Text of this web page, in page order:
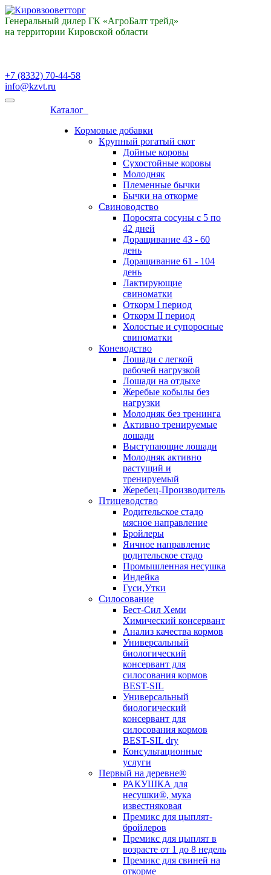
Генеральный дилер ГК «АгроБалт трейд»
на территории Кировской области
+7 (8332) 70-44-58
info@kzvt.ru
Каталог
Кормовые добавки
Крупный рогатый скот
Дойные коровы
Сухостойные коровы
Молодняк
Племенные бычки
Бычки на откорме
Свиноводство
Поросята сосуны с 5 по
42 дней
Доращивание 43 - 60
день
Доращивание 61 - 104
день
Лактирующие
свиноматки
Откорм I период
Откорм II период
Холостые и супоросные
свиноматки
Коневодство
Лошади с легкой
рабочей нагрузкой
Лошади на отдыхе
Жеребые кобылы без
нагрузки
Молодняк без тренинга
Активно тренируемые
лошади
Выступающие лошади
Молодняк активно
растущий и
тренируемый
Жеребец-Производитель
Птицеводство
Родительское стадо
мясное направление
Бройлеры
Яичное направление
родительское стадо
Промышленная несушка
Индейка
Гуси,Утки
Силосование
Бест-Сил Хеми
Химический консервант
Анализ качества кормов
Универсальный
биологический
консервант для
силосования кормов
BEST-SIL
Универсальный
биологический
консервант для
силосования кормов
BEST-SIL dry
Консультационные
услуги
Первый на деревне®
РАКУШКА для
несушки®, мука
известняковая
Премикс для цыплят-
бройлеров
Премикс для цыплят в
возрасте от 1 до 8 недель
Премикс для свиней на
откорме